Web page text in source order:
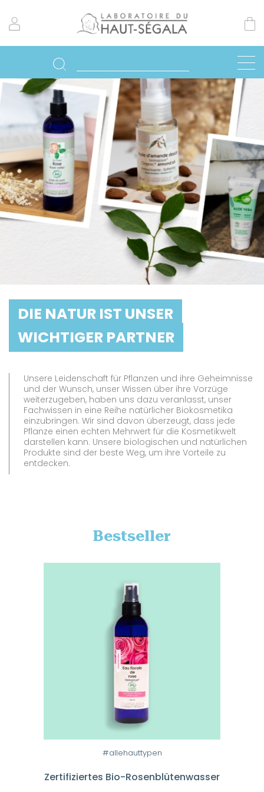
DIE NATUR IST UNSER
WICHTIGER PARTNER
Unsere Leidenschaft für Pflanzen und ihre Geheimnisse
und der Wunsch, unser Wissen über ihre Vorzüge
weiterzugeben, haben uns dazu veranlasst, unser
Fachwissen in eine Reihe natürlicher Biokosmetika
einzubringen. Wir sind davon überzeugt, dass jede
Pflanze einen echten Mehrwert für die Kosmetikwelt
darstellen kann. Unsere biologischen und natürlichen
Produkte sind der beste Weg, um ihre Vorteile zu
entdecken.
Bestseller
#allehauttypen
Zertifiziertes Bio-Rosenblütenwasser
Dieses
Produkt
weist
Varianten